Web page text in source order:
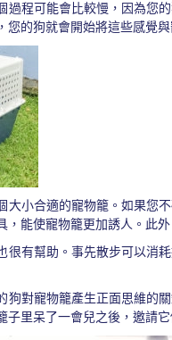
過程可能會比較慢，因為您
的狗就會開始將這些感覺
大小合適的寵物籠。如果您
能使寵物籠更加誘人。此
很有幫助。事先散步可以消
狗對寵物籠產生正面思維的
里呆了一會兒之後，邀請